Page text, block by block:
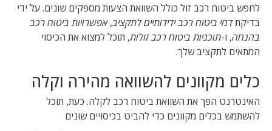
לחפש ביטוח רכב זול כולל השוואת הצעות מספקים שונים. על ידי
בדיקתדמי ביטוח רכב ידידותיים לתקציב,אפשרויות ביטוח רכב
בהנחה, ו-תוכניות ביטוח רכב זולות, תוכל למצוא את הכיסוי
המתאים לתקציב שלך.
כלים מקוונים להשוואה מהירה וקלה
האינטרנט הפך את השוואת ביטוח רכב לקלה. כעת, תוכל
להשתמש בכלים מקוונים כדי להביט בכיסויים שונים